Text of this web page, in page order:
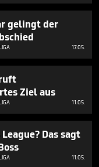
gelingt der
17.05.
Ziel aus
11.05.
Das sagt
11.05.